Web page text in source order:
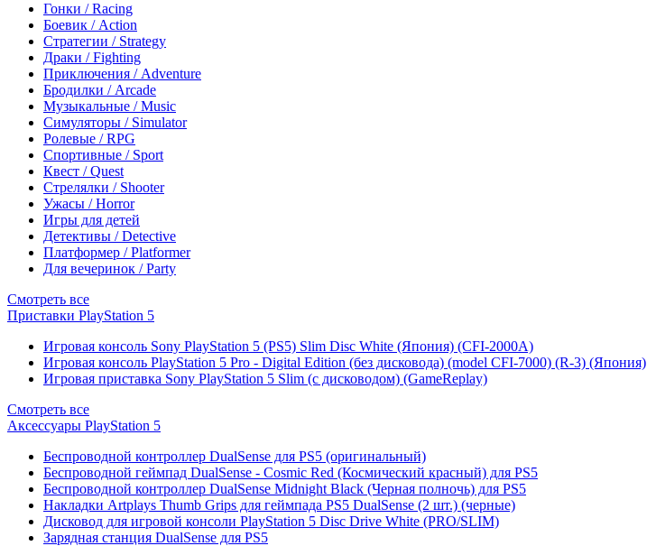
Гонки / Racing
Боевик / Action
Стратегии / Strategy
Драки / Fighting
Приключения / Adventure
Бродилки / Arcade
Музыкальные / Music
Симуляторы / Simulator
Ролевые / RPG
Спортивные / Sport
Квест / Quest
Стрелялки / Shooter
Ужасы / Horror
Игры для детей
Детективы / Detective
Платформер / Platformer
Для вечеринок / Party
Смотреть все
Приставки PlayStation 5
Игровая консоль Sony PlayStation 5 (PS5) Slim Disc White (Япония) (CFI-2000A)
Игровая консоль PlayStation 5 Pro - Digital Edition (без дисковода) (model CFI-7000) (R-3) (Япония)
Игровая приставка Sony PlayStation 5 Slim (с дисководом) (GameReplay)
Смотреть все
Аксессуары PlayStation 5
Беспроводной контроллер DualSense для PS5 (оригинальный)
Беспроводной геймпад DualSense - Cosmic Red (Космический красный) для PS5
Беспроводной контроллер DualSense Midnight Black (Черная полночь) для PS5
Накладки Artplays Thumb Grips для геймпада PS5 DualSense (2 шт.) (черные)
Дисковод для игровой консоли PlayStation 5 Disc Drive White (PRO/SLIM)
Зарядная станция DualSense для PS5